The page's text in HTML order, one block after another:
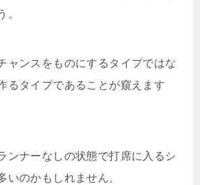
。
ャンスをものにするタイプではな
るタイプであることが窺えます
ンナーなしの状態で打席に入るシ
いのかもしれません。